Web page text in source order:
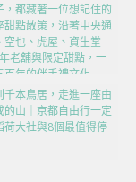
，都藏著一位想記住的
甜點散策，沿著中央通
空也、虎屋、資生堂
老舖與限定甜點，一
百年的伴手禮文化
千本鳥居，走進一座由
的山｜京都自由行一定
荷大社與8個最值得停